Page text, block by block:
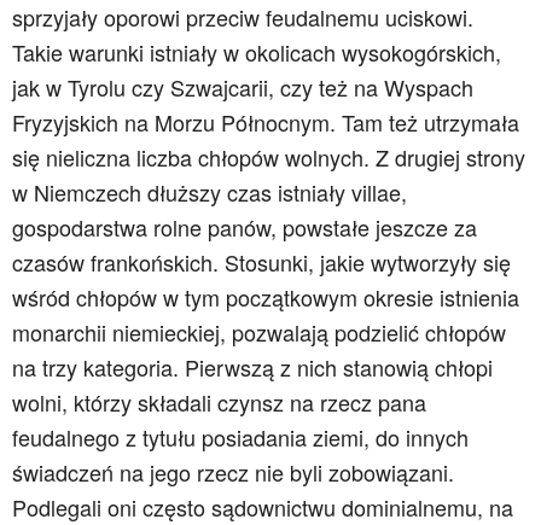
sprzyjały oporowi przeciw feudalnemu uciskowi.
Takie warunki istniały w okolicach wysokogórskich,
jak w Tyrolu czy Szwajcarii, czy też na Wyspach
Fryzyjskich na Morzu Północnym. Tam też utrzymała
się nieliczna liczba chłopów wolnych. Z drugiej strony
w Niemczech dłuższy czas istniały villae,
gospodarstwa rolne panów, powstałe jeszcze za
czasów frankońskich. Stosunki, jakie wytworzyły się
wśród chłopów w tym początkowym okresie istnienia
monarchii niemieckiej, pozwalają podzielić chłopów
na trzy kategoria. Pierwszą z nich stanowią chłopi
wolni, którzy składali czynsz na rzecz pana
feudalnego z tytułu posiadania ziemi, do innych
świadczeń na jego rzecz nie byli zobowiązani.
Podlegali oni często sądownictwu dominialnemu, na